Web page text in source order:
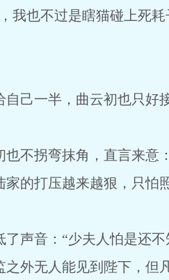
也不过是瞎猫碰上死耗
一半，曲云初也只好
拐弯抹角，直言来意
的打压越来越狠，只怕
音：“少夫人怕是还不
外无人能见到陛下，